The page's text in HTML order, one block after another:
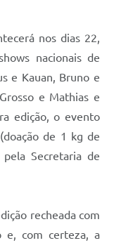
nos dias 22,
nacionais de
e Kauan, Bruno e
e Mathias e
edição, o evento
de 1 kg de
Secretaria de
recheada com
e, com certeza, a